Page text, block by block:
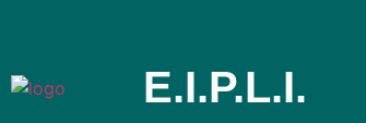
E.I.P.L.I.